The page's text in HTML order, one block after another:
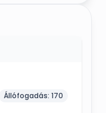
Állófogadás: 170